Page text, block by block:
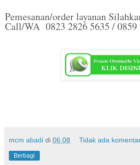
Pemesanan/order layanan
Call/WA 0823 2826 5635 / 0859
mcm abadi di 06.08 Tidak ada
Berbagi